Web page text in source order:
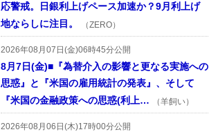
応警戒。日銀利上げペース加速か？9月利上げ
地ならしに注目。
（ZERO）
2026年08月07日(金)06時45分公開
8月7日(金)■『為替介入の影響と更なる実施への
思惑』と『米国の雇用統計の発表』、そして
『米国の金融政策への思惑(利上…
（羊飼い）
2026年08月06日(木)17時00分公開